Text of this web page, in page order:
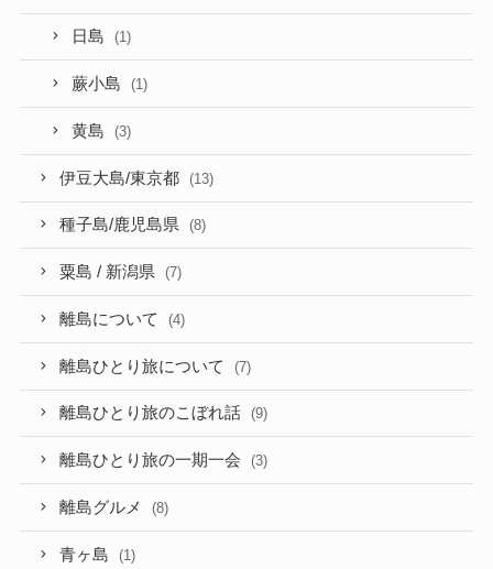
日島 (1)
蕨小島 (1)
黄島 (3)
伊豆大島/東京都 (13)
種子島/鹿児島県 (8)
粟島 / 新潟県 (7)
離島について (4)
離島ひとり旅について (7)
離島ひとり旅のこぼれ話 (9)
離島ひとり旅の一期一会 (3)
離島グルメ (8)
青ヶ島 (1)